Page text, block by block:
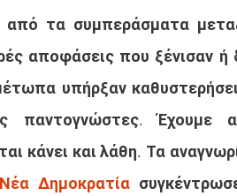
από τα συμπεράσματα
αποφάσεις που ξένισαν
υπήρξαν
παντογνώστες. Έχουμε
κάνει και λάθη. Τα
Νέα Δημοκρατία